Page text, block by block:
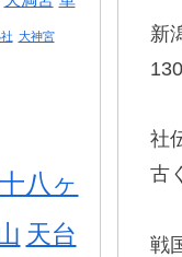
新
社
古
戦
大神宮
八ヶ
天台